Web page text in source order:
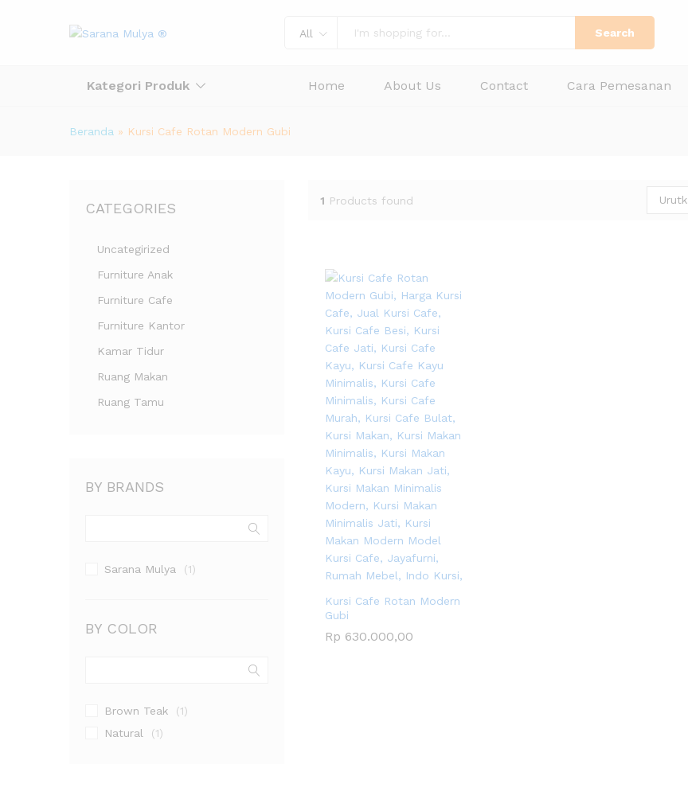
All Search
Kategori Produk Home About Us Contact Cara Pemesanan
Beranda » Kursi Cafe Rotan Modern Gubi
1 Products found
Kursi Cafe Rotan Modern
Gubi
Rp 630.000,00
Rp 630.000,00
CATEGORIES
Uncategirized
Furniture Anak
Furniture Cafe
Furniture Kantor
Kamar Tidur
Ruang Makan
Ruang Tamu
BY BRANDS
Sarana Mulya (1)
BY COLOR
Brown Teak (1)
Natural (1)